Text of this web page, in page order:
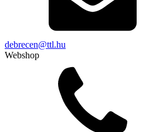
debrecen@ttl.hu
Webshop